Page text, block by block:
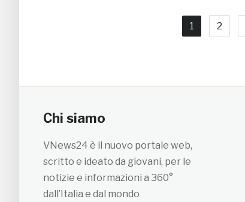
1 2
Chi siamo
VNews24 è il nuovo portale web,
scritto e ideato da giovani, per le
notizie e informazioni a 360°
dall’Italia e dal mondo